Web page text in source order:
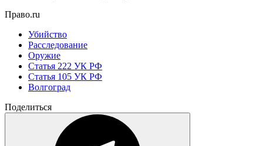
Право.ru
Убийство
Расследование
Оружие
Статья 222 УК РФ
Статья 105 УК РФ
Волгоград
Поделиться